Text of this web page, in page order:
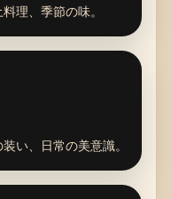
理、季節の味。
い、日常の美意識。